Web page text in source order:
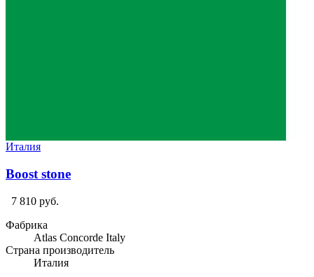
Италия
Boost stone
7 810 руб.
Фабрика
Atlas Concorde Italy
Страна производитель
Италия